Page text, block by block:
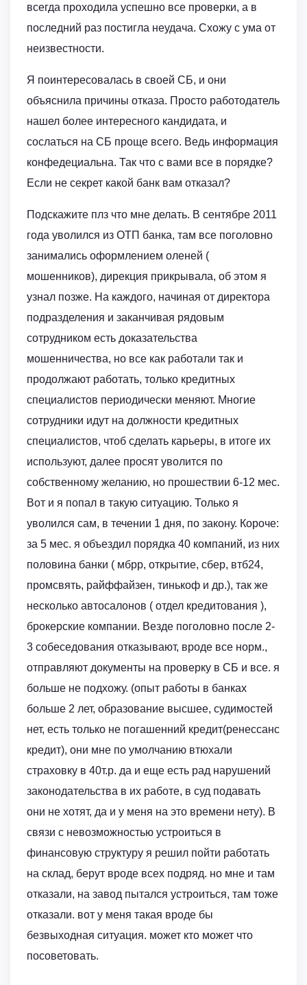
всегда проходила успешно все проверки, а в
последний раз постигла неудача. Схожу с ума от
неизвестности.
Я поинтересовалась в своей СБ, и они
объяснила причины отказа. Просто работодатель
нашел более интересного кандидата, и
сослаться на СБ проще всего. Ведь информация
конфедециальна. Так что с вами все в порядке?
Если не секрет какой банк вам отказал?
Подскажите плз что мне делать. В сентябре 2011
года уволился из ОТП банка, там все поголовно
занимались оформлением оленей (
мошенников), дирекция прикрывала, об этом я
узнал позже. На каждого, начиная от директора
подразделения и заканчивая рядовым
сотрудником есть доказательства
мошенничества, но все как работали так и
продолжают работать, только кредитных
специалистов периодически меняют. Многие
сотрудники идут на должности кредитных
специалистов, чтоб сделать карьеры, в итоге их
используют, далее просят уволится по
собственному желанию, но прошествии 6-12 мес.
Вот и я попал в такую ситуацию. Только я
уволился сам, в течении 1 дня, по закону. Короче:
за 5 мес. я объездил порядка 40 компаний, из них
половина банки ( мбрр, открытие, сбер, втб24,
промсвять, райффайзен, тинькоф и др.), так же
несколько автосалонов ( отдел кредитования ),
брокерские компании. Везде поголовно после 2-
3 собеседования отказывают, вроде все норм.,
отправляют документы на проверку в СБ и все. я
больше не подхожу. (опыт работы в банках
больше 2 лет, образование высшее, судимостей
нет, есть только не погашенний кредит(ренессанс
кредит), они мне по умолчанию втюхали
страховку в 40т.р. да и еще есть рад нарушений
законодательства в их работе, в суд подавать
они не хотят, да и у меня на это времени нету). В
связи с невозможностью устроиться в
финансовую структуру я решил пойти работать
на склад, берут вроде всех подряд. но мне и там
отказали, на завод пытался устроиться, там тоже
отказали. вот у меня такая вроде бы
безвыходная ситуация. может кто может что
посоветовать.